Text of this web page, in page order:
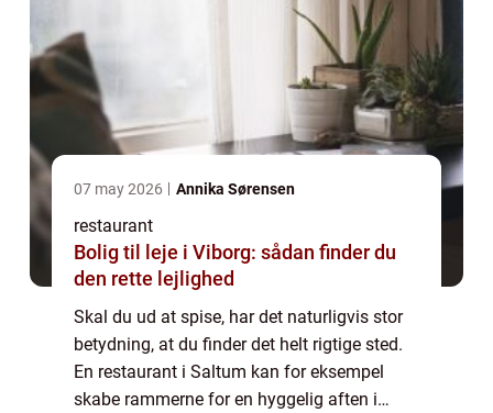
07 may 2026 Annika Sørensen
restaurant
Bolig til leje i Viborg: sådan finder du
den rette lejlighed
Skal du ud at spise, har det naturligvis stor
betydning, at du finder det helt rigtige sted.
En restaurant i Saltum kan for eksempel
skabe rammerne for en hyggelig aften i